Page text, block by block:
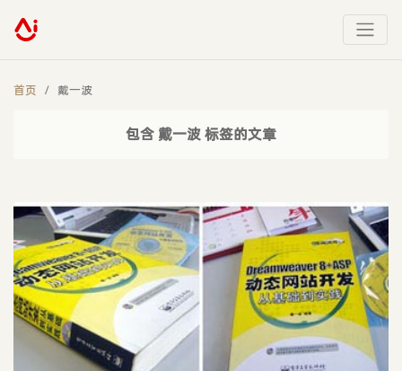
首页 戴一波
包含 戴一波 标签的文章